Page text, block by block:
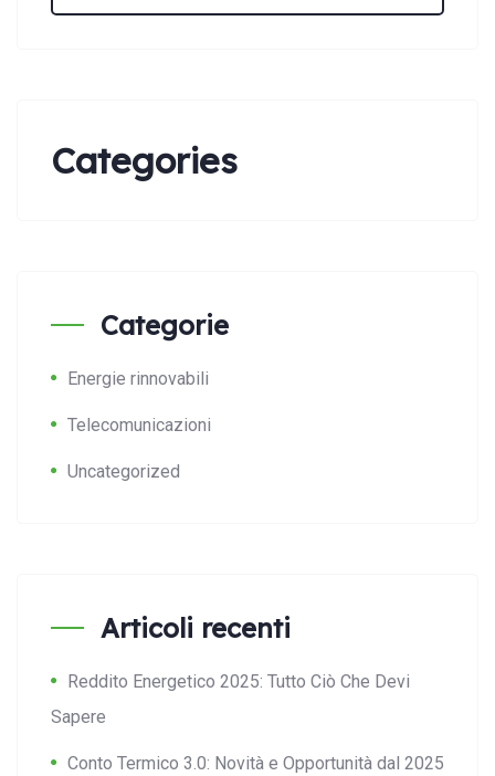
Categories
Categorie
Energie rinnovabili
Telecomunicazioni
Uncategorized
Articoli recenti
Reddito Energetico 2025: Tutto Ciò Che Devi
Sapere
Conto Termico 3.0: Novità e Opportunità dal 2025